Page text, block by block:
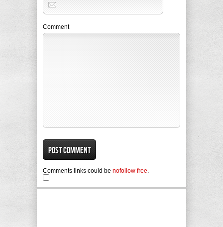
Comment
Comments links could be nofollow free.